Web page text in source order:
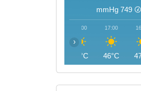
749
mmHg
17:00
46°C
18:00
45°C
‹